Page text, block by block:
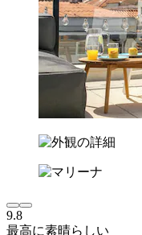
9.8
最高に素晴らしい